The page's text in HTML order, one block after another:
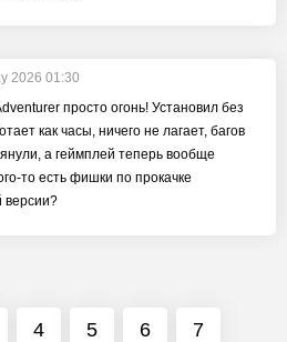
2026 01:30
просто огонь! Установил без
как часы, ничего не лагает, багов
а геймплей теперь вообще
то есть фишки по прокачке
версии?
4 5 6 7